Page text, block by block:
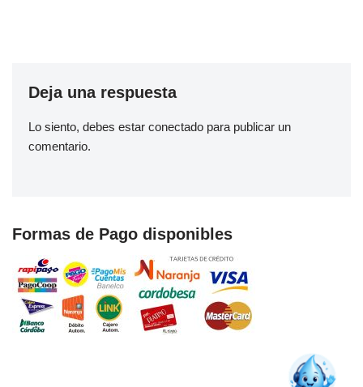
Deja una respuesta
Lo siento, debes estar conectado para publicar un
comentario.
Formas de Pago disponibles